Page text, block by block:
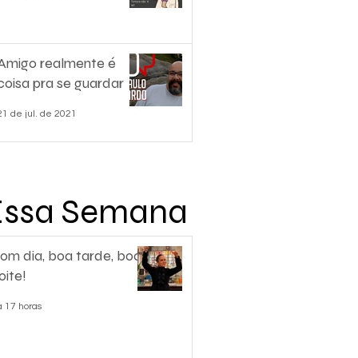
realmente é
pra se guardar
de jul. de 2021
dia, boa tarde, boa
17 horas
Semana